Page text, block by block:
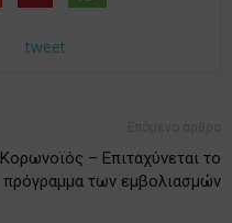
tweet
Κορωνοϊός – Επιταχύνεται το
πρόγραμμα των εμβολιασμών